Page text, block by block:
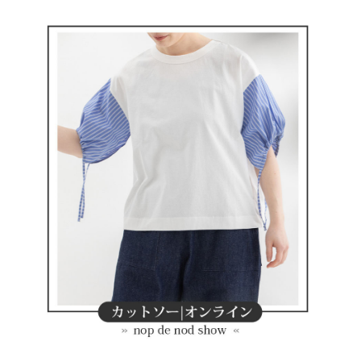
ATM／網路銀行／等多元方式進行付款，方視為交易完成。
※ 請注意：結帳手續完成當下不需立刻繳費，但若您需要取消訂單，請聯絡
購買商品的店家。未經商家同意取消之訂單仍視為有效，需透過AFTEE先享
※ 交易是否成功請以「AFTEE先享後付 」之結帳頁面顯示為準，若有關於
是否繳費成功／繳費後需取消欲退款等相關疑問，請聯繫「AFTEE先享後付
客戶支援中心」https://netprotections.freshdesk.com/support/home
１．透過由恩沛科技股份有限公司提供之「AFTEE先享後付」服務完成之交
易，需依本服務之必要範圍內提供個人資料，並將交易相關給付款項請求債
權轉讓予恩沛科技股份有限公司。
２．關於個人資料處理事宜，請瀏覽以下網址：
https://aftee.tw/terms/#terms3
３．未成年的使用者請事先徵得法定代理人或監護人之同意方可使用
「AFTEE先享後付」，若未經同意申辦者引起之損失，本公司不負相關責
４．使用「AFTEE先享後付」時，將依據個別帳號之用戶狀況，依本公司即
時審查核予不同之上限額度；若仍有額度不足之情形，本公司將視審查結果
請求用戶進行身份認證。
５．嚴禁一人註冊多個帳號或使用他人資訊註冊。若發現惡意使用之情形，
恩沛科技股份有限公司將有權停止該用戶之使用額度並採取法律行動。
付款後萊爾富取貨
7-11取貨付款
付款後7-11取貨